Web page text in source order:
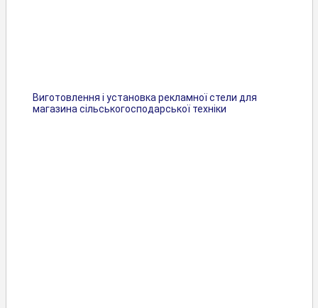
Виготовлення і установка рекламної стели для
магазина сільськогосподарської техніки